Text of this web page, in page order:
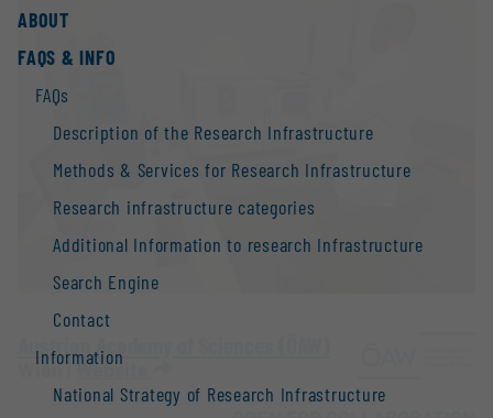
ABOUT
FAQS & INFO
FAQs
Description of the Research Infrastructure
Methods & Services for Research Infrastructure
Research infrastructure categories
Additional Information to research Infrastructure
Search Engine
Contact
Information
National Strategy of Research Infrastructure
Austrian Academy of Sciences (ÖAW)
Wien |Website